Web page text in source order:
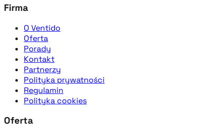
Firma
O Ventido
Oferta
Porady
Kontakt
Partnerzy
Polityka prywatności
Regulamin
Polityka cookies
Oferta